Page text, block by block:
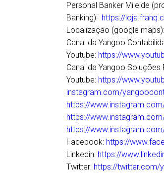
Personal Banker Mileide
Banking): https://
Localização (google maps):
Canal da Yangoo
Youtube: https://
Canal da Yangoo Soluções
Youtube: https://
instagram.com/
https://
https://
https://
Facebook: https://
Linkedin: https://
Twitter: https://twitter.com/